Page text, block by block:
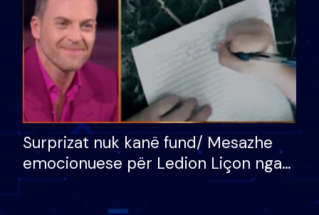
Surprizat nuk kanë fund/ Mesazhe
emocionuese për Ledion Liçon nga
nëna dhe fëmijët e tij, moderatori
nuk i mban dot lotët: Nuk meritoj…